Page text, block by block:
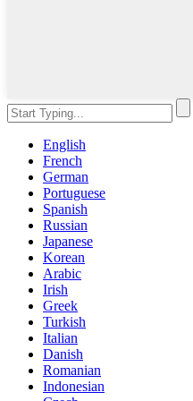
English
French
German
Portuguese
Spanish
Russian
Japanese
Korean
Arabic
Irish
Greek
Turkish
Italian
Danish
Romanian
Indonesian